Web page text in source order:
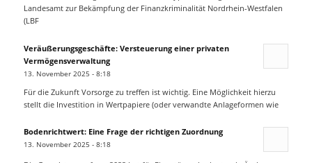
Landesamt zur Bekämpfung der Finanzkriminalität Nordrhein-Westfalen
(LBF
Veräußerungsgeschäfte: Versteuerung einer privaten
Vermögensverwaltung
13. November 2025 - 8:18
Für die Zukunft Vorsorge zu treffen ist wichtig. Eine Möglichkeit hierzu
stellt die Investition in Wertpapiere (oder verwandte Anlageformen wie
Bodenrichtwert: Eine Frage der richtigen Zuordnung
13. November 2025 - 8:18